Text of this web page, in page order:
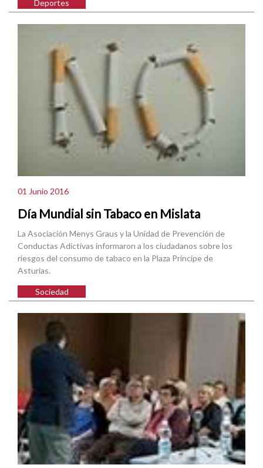
Deportes
01 Junio 2016
Día Mundial sin Tabaco en Mislata
La Asociación Menys Graus y la Unidad de Prevención de
Conductas Adictivas informaron a los ciudadanos sobre los
riesgos del consumo de tabaco en la Plaza Príncipe de
Asturias.
Sociedad